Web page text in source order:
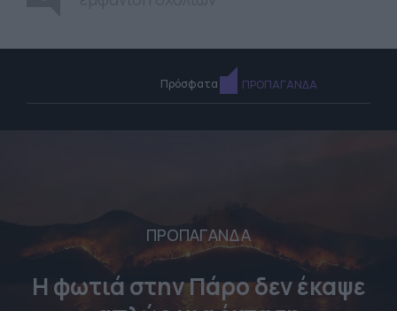
Πρόσφατα ΠΡΟΠΑΓΑΝΔΑ
ΠΡΟΠΑΓΑΝΔΑ
Η φωτιά στην Πάρο δεν έκαψε